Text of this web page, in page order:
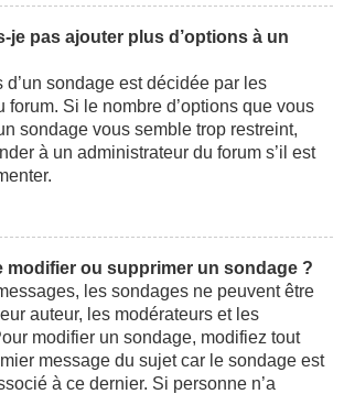
je pas ajouter plus d’options à un
d’un sondage est décidée par les
forum. Si le nombre d’options que vous
sondage vous semble trop restreint,
à un administrateur du forum s’il est
modifier ou supprimer un sondage ?
les sondages ne peuvent être
auteur, les modérateurs et les
modifier un sondage, modifiez tout
message du sujet car le sondage est
à ce dernier. Si personne n’a